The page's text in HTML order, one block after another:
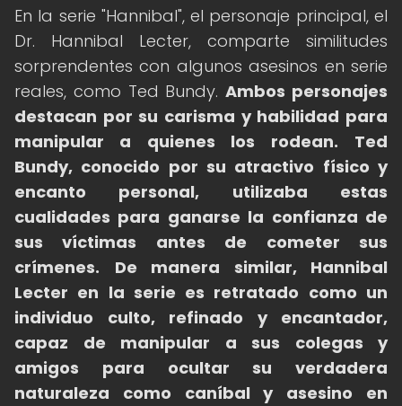
En la serie "Hannibal", el personaje principal, el
Dr. Hannibal Lecter, comparte similitudes
sorprendentes con algunos asesinos en serie
reales, como Ted Bundy.Ambos personajes
destacan por su carisma y habilidad para
manipular a quienes los rodean.
Ted
Bundy, conocido por su atractivo físico y
encanto personal, utilizaba estas
cualidades para ganarse la confianza de
sus víctimas antes de cometer sus
crímenes.
De manera similar, Hannibal
Lecter en la serie es retratado como un
individuo culto, refinado y encantador,
capaz de manipular a sus colegas y
amigos para ocultar su verdadera
naturaleza como caníbal y asesino en